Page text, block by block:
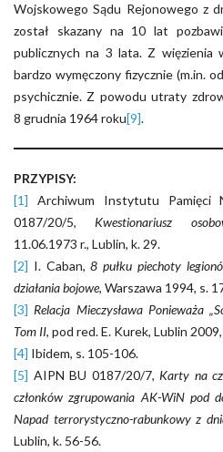
Wojskowego Sądu Rejonowego z
został skazany na 10 lat
publicznych na 3 lata. Z więzienia
bardzo wymęczony fizycznie (m.in.
psychicznie. Z powodu utraty
8 grudnia 1964 roku[9].
PRZYPISY:
[1]
Archiwum Instytutu Pamięci
0187/20/5,Kwestionariusz
11.06.1973 r., Lublin, k. 29.
[2] I. Caban,8 pułku piechoty
działania bojowe, Warszawa 1994, s.
[3] Relacja Mieczysława Ponieważa
Tom II, pod red. E. Kurek, Lublin
[4] Ibidem, s. 105-106.
[5] AIPN BU 0187/20/7,Karty na
członków zgrupowania AK-WiN pod
Napad terrorystyczno-rabunkowy z
Lublin, k. 56-56.